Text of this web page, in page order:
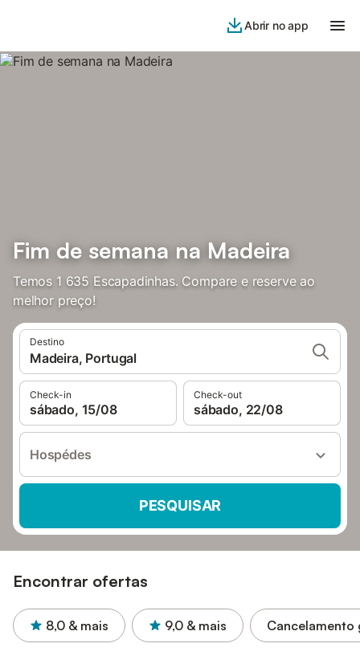
Abrir no app
Fim de semana na Madeira
Temos 1 635 Escapadinhas. Compare e reserve ao
melhor preço!
Destino
Madeira, Portugal
Check-in
sábado, 15/08
Check-out
sábado, 22/08
Hospédes
PESQUISAR
Encontrar ofertas
8,0 & mais 9,0 & mais Cancelamento